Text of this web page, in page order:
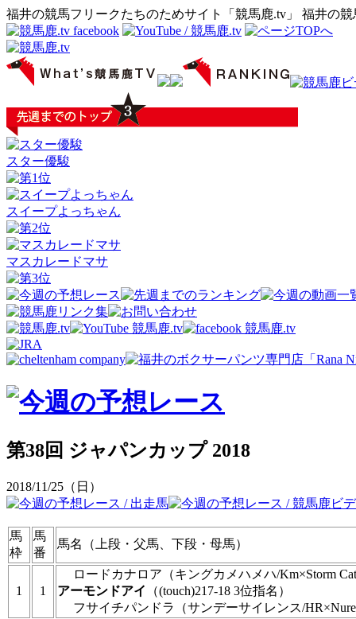
福井の競馬フリークたちのためサイト「競馬鹿.tv」 福井の
スター優駿
スイープよっちゃん
マスカレードマサ
第38回 ジャパンカップ 2018
2018/11/25（日）
馬
枠
馬
番
馬名（上段・父馬、下段・母馬）
1 1
ロードカナロア （キングカメハメハ/Km×Storm
アーモンドアイ
（(touch)217-18 3位指名）
フサイチパンドラ
（サンデーサイレンス/